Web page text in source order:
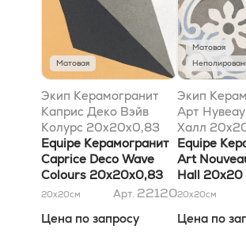
Матовая
Экип Керамогранит
Каприс Деко Вэйв
Колурс 20x20x0,83
Equipe Керамогранит
Caprice Deco Wave
Colours 20x20x0,83
20x20см Арт. 22120
Цена по запросу
Матовая
Экип
Арт
Халл
Equipe
Art
Hall 20х20
20x20см
Цена по